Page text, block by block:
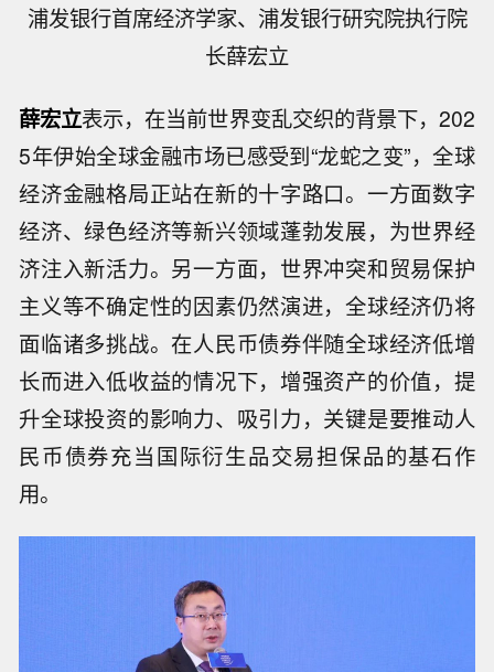
浦发银行首席经济学家、浦发银行研究院执行院
长薛宏立
薛宏立表示，在当前世界变乱交织的背景下，202
5年伊始全球金融市场已感受到“龙蛇之变”，全球
经济金融格局正站在新的十字路口。一方面数字
经济、绿色经济等新兴领域蓬勃发展，为世界经
济注入新活力。另一方面，世界冲突和贸易保护
主义等不确定性的因素仍然演进，全球经济仍将
面临诸多挑战。在人民币债券伴随全球经济低增
长而进入低收益的情况下，增强资产的价值，提
升全球投资的影响力、吸引力，关键是要推动人
民币债券充当国际衍生品交易担保品的基石作
用。